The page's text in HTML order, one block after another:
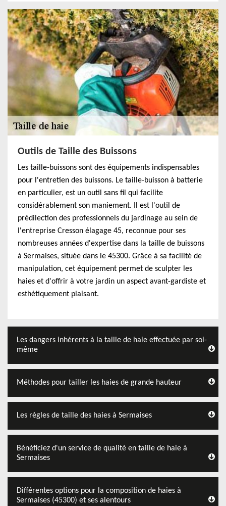
Outils de Taille des Buissons
Les taille-buissons sont des équipements indispensables
pour l'entretien des buissons. Le taille-buisson à batterie
en particulier, est un outil sans fil qui facilite
considérablement son maniement. Il est l'outil de
prédilection des professionnels du jardinage au sein de
l'entreprise Cresson élagage 45, reconnue pour ses
nombreuses années d'expertise dans la taille de buissons
à Sermaises, située dans le 45300. Grâce à sa facilité de
manipulation, cet équipement permet de sculpter les
haies et d'offrir à votre jardin un aspect avant-gardiste et
esthétiquement plaisant.
Les dangers inhérents à la taille de haie effectuée par soi-
même
Méthodes pour tailler les haies de grande hauteur
Les règles de taille des haies à Sermaises
Bénéficiez d'un service de qualité en taille de haie à
Sermaises
Différentes options pour la composition de haies à
Sermaises (45300) et ses alentours